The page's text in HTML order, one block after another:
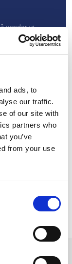
ads, to
our traffic.
of our site with
partners who
you’ve
from your use
vender vi